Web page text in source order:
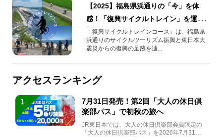
【2025】福島県浜通りの「今」を体
感！「復興サイクルトレイン」を運行
します！【ツール・ド・いわき2025】
「復興サイクルトレインコース」は、福島県
浜通りのサイクルツーリズム振興と東日本大
震災からの復興の足跡を辿...
アクセスランキング
1
7月31日発売！第2回「大人の休日倶
楽部パス」で初秋の旅へ
JR東日本では、大人の休日倶楽部会員限定の
「大人の休日倶楽部パス」を2026年7月31日